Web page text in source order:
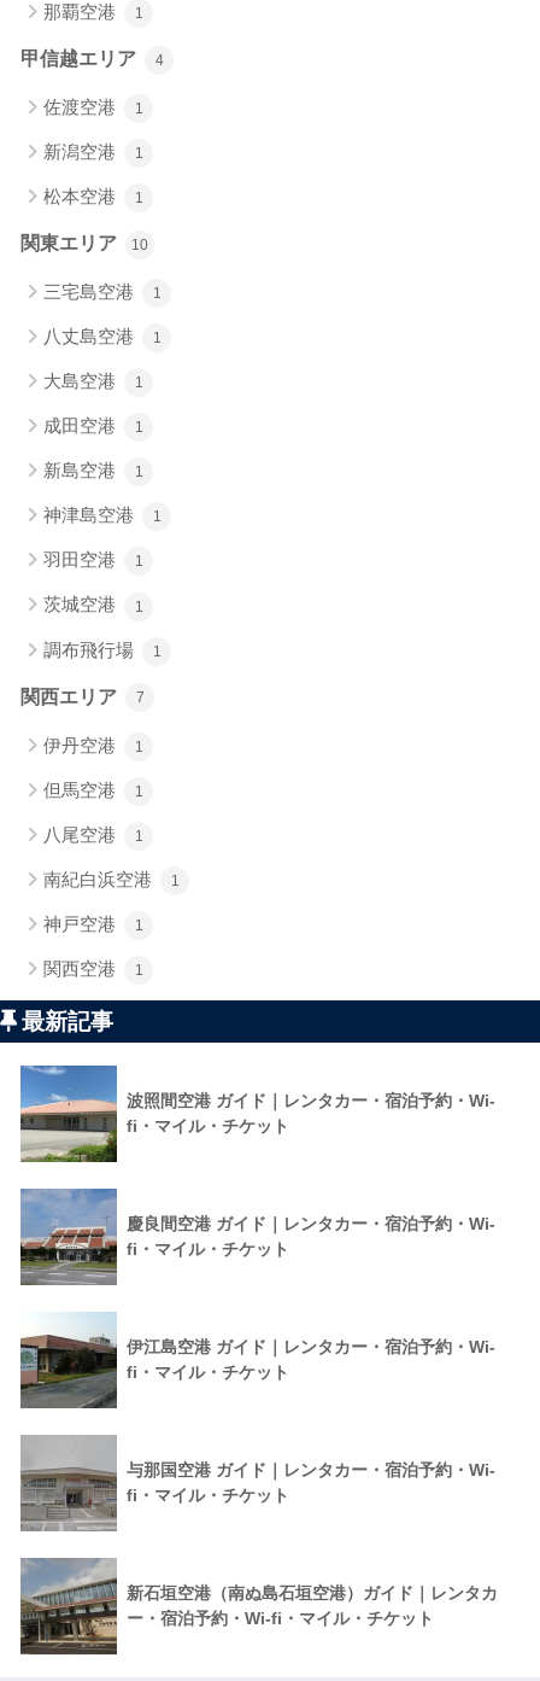
那覇空港 1
甲信越エリア 4
佐渡空港 1
新潟空港 1
松本空港 1
関東エリア 10
三宅島空港 1
八丈島空港 1
大島空港 1
成田空港 1
新島空港 1
神津島空港 1
羽田空港 1
茨城空港 1
調布飛行場 1
関西エリア 7
伊丹空港 1
但馬空港 1
八尾空港 1
南紀白浜空港 1
神戸空港 1
関西空港 1
最新記事
波照間空港 ガイド｜レンタカー・宿泊予約・Wi-
fi・マイル・チケット
慶良間空港 ガイド｜レンタカー・宿泊予約・Wi-
fi・マイル・チケット
伊江島空港 ガイド｜レンタカー・宿泊予約・Wi-
fi・マイル・チケット
与那国空港 ガイド｜レンタカー・宿泊予約・Wi-
fi・マイル・チケット
新石垣空港（南ぬ島石垣空港）ガイド｜レンタカ
ー・宿泊予約・Wi-fi・マイル・チケット